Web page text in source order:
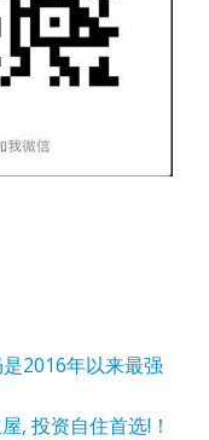
2016年以来最强
, 投资自住首选!！